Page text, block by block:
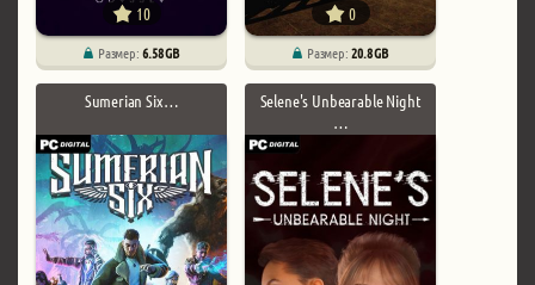
10
Размер:6.58 GB
0
Размер:20.8 GB
Sumerian Six …
Selene's Unbearable Night
…